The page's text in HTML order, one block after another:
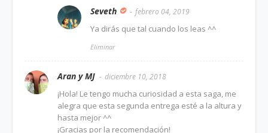
Seveth febrero 04, 2019
Ya dirás que tal cuando los leas ^^
Eliminar
Aran y MJ diciembre 10, 2018
¡Hola! Le tengo mucha curiosidad a esta saga, me
alegra que esta segunda entrega esté a la altura y
hasta mejor ^^
¡Gracias por la recomendación!